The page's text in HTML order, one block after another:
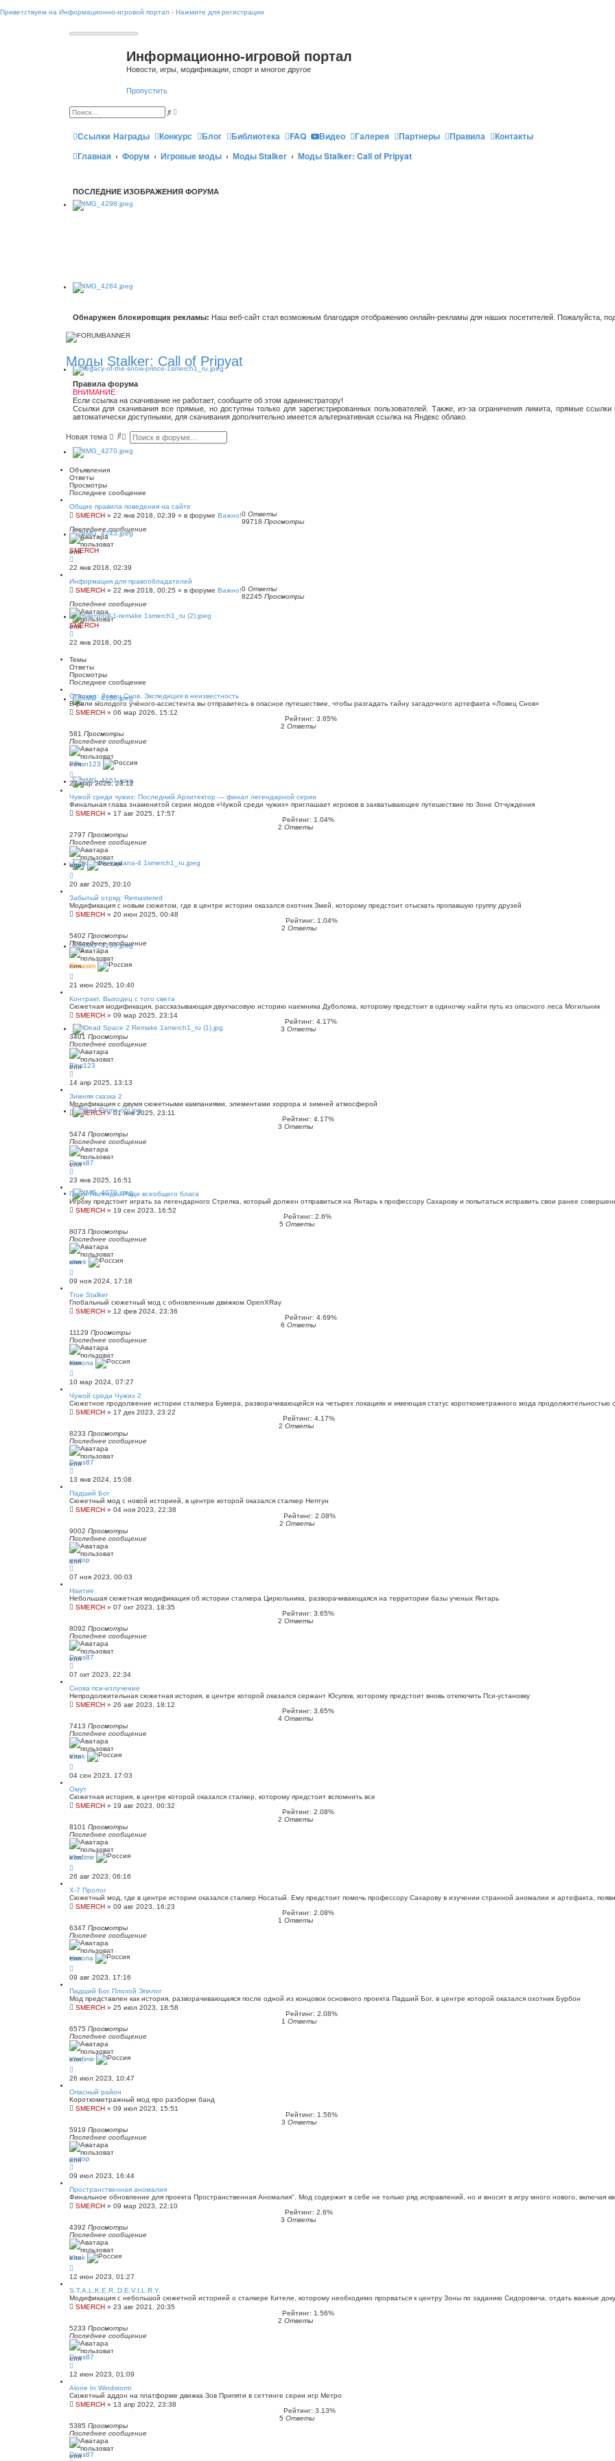
Приветствуем на Информационно-игровой портал - Нажмите для регистрации
Информационно-игровой портал
Новости, игры, модификации, спорт и многое другое
Пропустить
П
с
к и
е
п
Ссылки Награды Конкурс Блог Библиотека FAQ Видео Галерея Партнеры Правила Контакты
Главная
Форум Игровые моды Моды Stalker Моды Stalker: Call of Pripyat
ПОСЛЕДНИЕ ИЗОБРАЖЕНИЯ ФОРУМА
Обнаружен блокировщик рекламы: Наш веб-сайт стал возможным благодаря отображению онлайн-рекламы для наших посетителей. Пожалуйста,
Моды Stalker: Call of Pripyat
Правила форума
ВНИМАНИЕ
Если ссылка на скачивание не работает, сообщите об этом администратору!
Ссылки для скачивания все прямые, но доступны только для зарегистрированных пользователей. Также, из-за ограничения лимита, прямые
автоматически доступными, для скачивания дополнительно имеется альтернативная ссылка на Яндекс облако.
Новая тема
П
и
Р
с
н
ы
й
о
Объявления
Ответы
Просмотры
Последнее сообщение
Общие правила поведения на сайте
SMERCH » 22 янв 2018, 02:39 » в форуме Важно!0 Ответы
99718 Просмотры
Последнее сообщение
SMERCH
22 янв 2018, 02:39
Информация для правообладателей
SMERCH » 22 янв 2018, 00:25 » в форуме Важно!0 Ответы
82245 Просмотры
Последнее сообщение
SMERCH
22 янв 2018, 00:25
Темы
Ответы
Просмотры
Последнее сообщение
Сталкер: Ловец Снов. Экспедиция в неизвестность
В роли молодого учёного‑ассистента вы отправитесь в опасное путешествие, чтобы разгадать тайну загадочного артефакта «Ловец Снов»
SMERCH » 06 мар 2026, 15:12
Рейтинг: 3.65%
2 Ответы
581 Просмотры
Последнее сообщение
PPtsn123
27 мар 2026, 23:12
Чужой среди чужих: Последний Архитектор — финал легендарной серии
Финальная глава знаменитой серии модов «Чужой среди чужих» приглашает игроков в захватывающее путешествие по Зоне Отчуждения
SMERCH » 17 авг 2025, 17:57
Рейтинг: 1.04%
2 Ответы
2797 Просмотры
Последнее сообщение
Vitek
20 авг 2025, 20:10
Забытый отряд: Remastered
Модификация с новым сюжетом, где в центре истории оказался охотник Змей, которому предстоит отыскать пропавшую группу друзей
SMERCH » 20 июн 2025, 00:48
Рейтинг: 1.04%
2 Ответы
5402 Просмотры
Последнее сообщение
Gerasim
21 июн 2025, 10:40
Контракт. Выходец с того света
Сюжетная модификация, рассказывающая двухчасовую историю наемника Дуболома, которому предстоит в одиночку найти путь из опасного леса Могильник
SMERCH » 09 мар 2025, 23:14
Рейтинг: 4.17%
3 Ответы
3401 Просмотры
Последнее сообщение
Bins123
14 апр 2025, 13:13
Зимняя сказка 2
Модификация с двумя сюжетными кампаниями, элементами хоррора и зимней атмосферой
SMERCH»01 янв 2025, 23:11
Рейтинг: 4.17%
3 Ответы
5474 Просмотры
Последнее сообщение
Dens87
23 янв 2025, 16:51
Грехи Легенды. Ради всеобщего блага
Игроку предстоит играть за легендарного Стрелка, который должен отправиться на Янтарь к профессору Сахарову и попытаться исправить свои ранее
SMERCH » 19 сен 2023, 16:52
Рейтинг: 2.6%
5 Ответы
8073 Просмотры
Последнее сообщение
shrek
09 ноя 2024, 17:18
True Stalker
Глобальный сюжетный мод с обновленным движком OpenXRay
SMERCH » 12 фев 2024, 23:36
Рейтинг: 4.69%
6 Ответы
11129 Просмотры
Последнее сообщение
Никола
10 мар 2024, 07:27
Чужой среди Чужих 2
Сюжетное продолжение истории сталкера Бумера, разворачивающейся на четырех локациях и имеющая статус короткометражного мода продолжительностью
SMERCH » 17 дек 2023, 23:22
Рейтинг: 4.17%
2 Ответы
8233 Просмотры
Последнее сообщение
Dens87
13 янв 2024, 15:08
Падший Бог
Сюжетный мод с новой историей, в центре которой оказался сталкер Нептун
SMERCH » 04 ноя 2023, 22:38
Рейтинг: 2.08%
2 Ответы
9002 Просмотры
Последнее сообщение
gertop
07 ноя 2023, 00:03
Наитие
Небольшая сюжетная модификация об истории сталкера Цирюльника, разворачивающаяся на территории базы ученых Янтарь
SMERCH » 07 окт 2023, 18:35
Рейтинг: 3.65%
2 Ответы
8092 Просмотры
Последнее сообщение
Dens87
07 окт 2023, 22:34
Снова пси-излучение
Непродолжительная сюжетная история, в центре которой оказался сержант Юсупов, которому предстоит вновь отключить Пси-установку
SMERCH » 26 авг 2023, 18:12
Рейтинг: 3.65%
4 Ответы
7413 Просмотры
Последнее сообщение
Vitek
04 сен 2023, 17:03
Омут
Сюжетная история, в центре которой оказался сталкер, которому предстоит вспомнить все
SMERCH » 19 авг 2023, 00:32
Рейтинг: 2.08%
2 Ответы
8101 Просмотры
Последнее сообщение
Vladimir
26 авг 2023, 06:16
X-7 Пролог
Сюжетный мод, где в центре истории оказался сталкер Носатый. Ему предстоит помочь профессору Сахарову в изучении странной аномалии и артефакта,
SMERCH » 09 авг 2023, 16:23
Рейтинг: 2.08%
1 Ответы
6347 Просмотры
Последнее сообщение
Никола
09 авг 2023, 17:16
Падший Бог Плохой Эпилог
Мод представлен как история, разворачивающаяся после одной из концовок основного проекта Падший Бог, в центре которой оказался охотник Бурбон
SMERCH » 25 июл 2023, 18:58
Рейтинг: 2.08%
1 Ответы
6575 Просмотры
Последнее сообщение
Vladimir
26 июл 2023, 10:47
Опасный район
Короткометражный мод про разборки банд
SMERCH » 09 июл 2023, 15:51
Рейтинг: 1.56%
3 Ответы
5919 Просмотры
Последнее сообщение
gertop
09 июл 2023, 16:44
Пространственная аномалия
Финальное обновление для проекта Пространственная Аномалия". Мод содержит в себе не только ряд исправлений, но и вносит в игру много нового, включая
SMERCH » 09 мар 2023, 22:10
Рейтинг: 2.6%
3 Ответы
4392 Просмотры
Последнее сообщение
Vitek
12 июн 2023, 01:27
S.T.A.L.K.E.R. D.E.V.I.L.R.Y.
Модификация с небольшой сюжетной историей о сталкере Кителе, которому необходимо прорваться к центру Зоны по заданию Сидоровича, отдать важные
SMERCH » 23 авг 2021, 20:35
Рейтинг: 1.56%
2 Ответы
5233 Просмотры
Последнее сообщение
Dens87
12 июн 2023, 01:09
Alone In Windstorm
Сюжетный аддон на платформе движка Зов Припяти в сеттинге серии игр Метро
SMERCH » 13 апр 2022, 23:38
Рейтинг: 3.13%
5 Ответы
5385 Просмотры
Последнее сообщение
Dens87